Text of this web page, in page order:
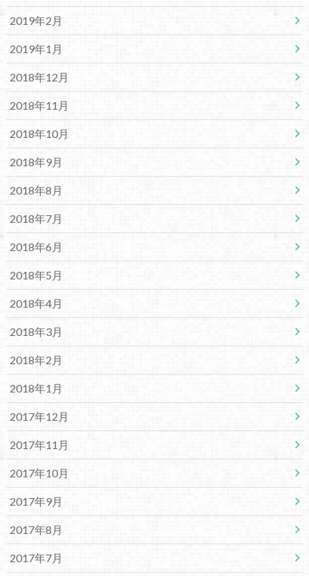
2019年2月
2019年1月
2018年12月
2018年11月
2018年10月
2018年9月
2018年8月
2018年7月
2018年6月
2018年5月
2018年4月
2018年3月
2018年2月
2018年1月
2017年12月
2017年11月
2017年10月
2017年9月
2017年8月
2017年7月